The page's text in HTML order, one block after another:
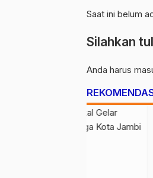
Saat ini belum
Silahkan
Anda harus